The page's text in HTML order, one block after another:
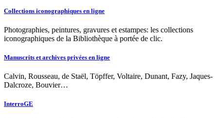
Collections iconographiques en ligne
Photographies, peintures, gravures et estampes: les collections
iconographiques de la Bibliothèque à portée de clic.
Manuscrits et archives privées en ligne
Calvin, Rousseau, de Staël, Töpffer, Voltaire, Dunant, Fazy, Jaques-
Dalcroze, Bouvier…
InterroGE